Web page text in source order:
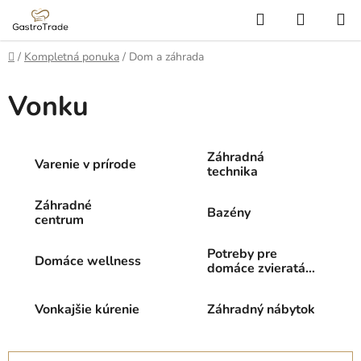
Prejsť
obsah
Hľadať
KOŠÍK
Domov
/ Kompletná ponuka / Dom a záhrada
Vonku
Varenie v prírode
Záhradná
technika
Záhradné
centrum
Bazény
Domáce wellness
Potreby pre
domáce zvieratá
Vonkajšie kúrenie Záhradný nábytok